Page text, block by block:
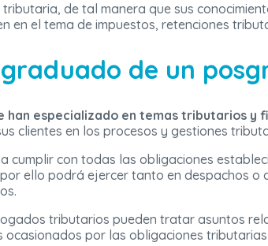
de tal manera que sus
en el tema de impuestos, retenciones
de un
han especializado en temas tributarios y
clientes en los procesos y gestiones
cumplir con todas las obligaciones
ello podrá ejercer tanto en despachos o
tributarios pueden tratar asuntos
por las obligaciones